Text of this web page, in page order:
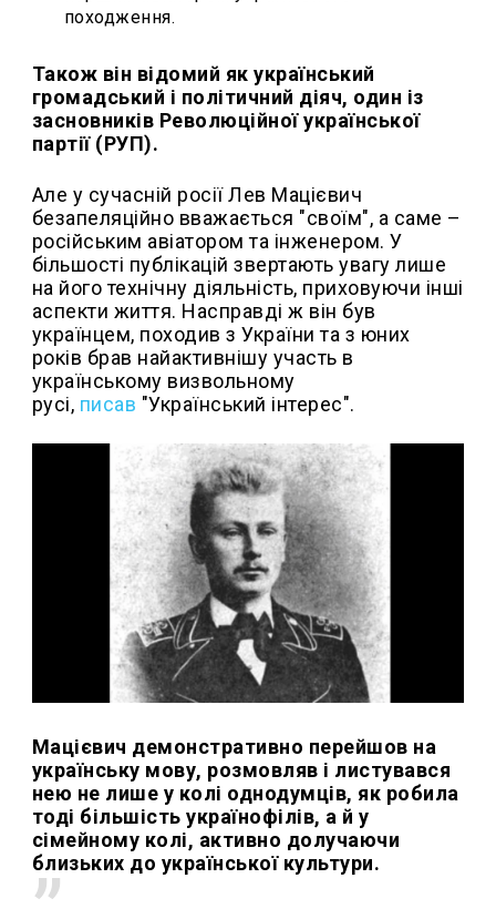
походження.
Також він відомий як український
громадський і політичний діяч, один із
засновників Революційної української
партії (РУП).
Але у сучасній росії Лев Мацієвич
безапеляційно вважається "своїм", а саме –
російським авіатором та інженером. У
більшості публікацій звертають увагу лише
на його технічну діяльність, приховуючи інші
аспекти життя. Насправді ж він був
українцем, походив з України та з юних
років брав найактивнішу участь в
українському визвольному
русі, писав "Український інтерес".
Мацієвич демонстративно перейшов на
українську мову, розмовляв і листувався
нею не лише у колі однодумців, як робила
тоді більшість українофілів, а й у
сімейному колі, активно долучаючи
близьких до української культури.